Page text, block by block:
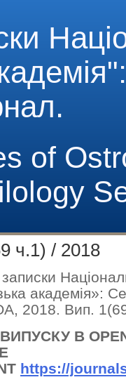
of
ч.1) / 2018
академія»:
2018. Вип.
В
https://